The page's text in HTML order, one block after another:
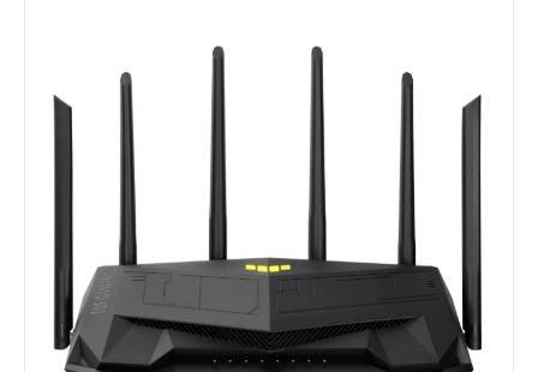
Tablettes
Mémoire Notebook
Disque SSD